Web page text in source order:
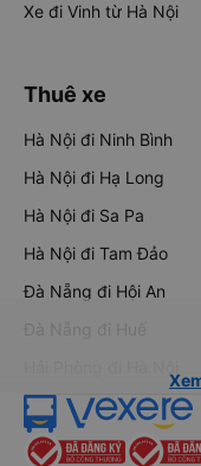
Xe đi Vinh từ Hà Nội
Thuê xe
Hà Nội đi Ninh Bình
Hà Nội đi Hạ Long
Hà Nội đi Sa Pa
Hà Nội đi Tam Đảo
Đà Nẵng đi Hội An
Đà Nẵng đi Huế